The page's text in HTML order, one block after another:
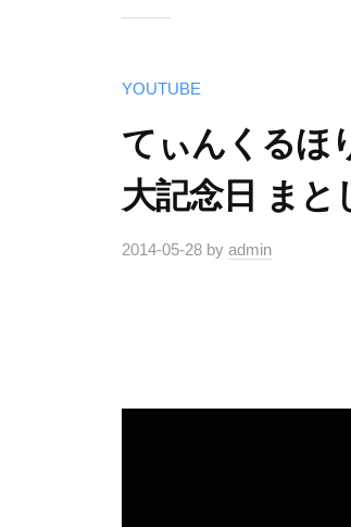
YOUTUBE
てぃんくるほ
大記念日 まと
2014-05-28 by admin